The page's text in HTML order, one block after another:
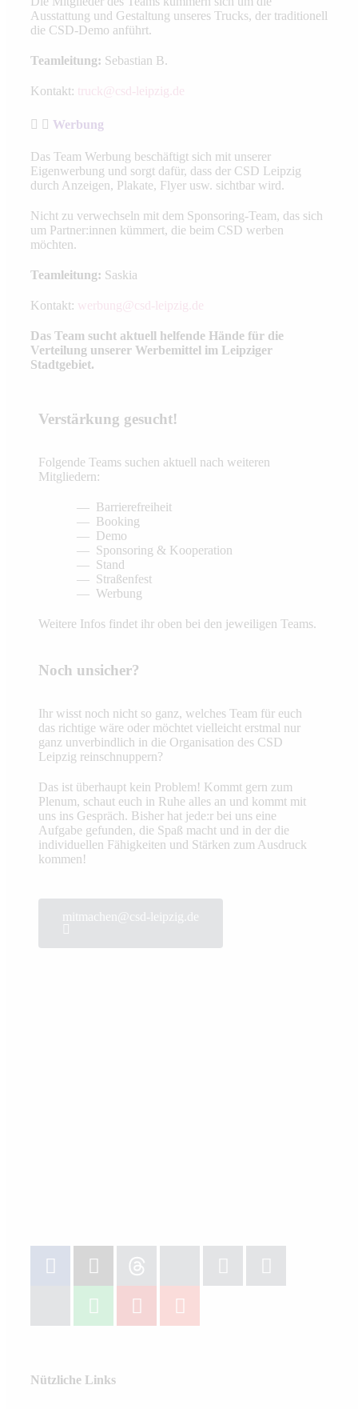
Ausstattung und Gestaltung unseres Trucks, der traditionell
die CSD-Demo anführt.
Teamleitung: Sebastian B.
Kontakt: truck@csd-leipzig.de
Werbung
Das Team Werbung beschäftigt sich mit unserer
Eigenwerbung und sorgt dafür, dass der CSD Leipzig
durch Anzeigen, Plakate, Flyer usw. sichtbar wird.
Nicht zu verwechseln mit dem Sponsoring-Team, das sich
um Partner:innen kümmert, die beim CSD werben
möchten.
Teamleitung: Saskia
Kontakt: werbung@csd-leipzig.de
Das Team sucht aktuell helfende Hände für die
Verteilung unserer Werbemittel im Leipziger
Stadtgebiet.
Verstärkung gesucht!
Folgende Teams suchen aktuell nach weiteren
Mitgliedern:
Barrierefreiheit
Booking
Demo
Sponsoring & Kooperation
Stand
Straßenfest
Werbung
Weitere Infos findet ihr oben bei den jeweiligen Teams.
Noch unsicher?
Ihr wisst noch nicht so ganz, welches Team für euch
das richtige wäre oder möchtet vielleicht erstmal nur
ganz unverbindlich in die Organisation des CSD
Leipzig reinschnuppern?
Das ist überhaupt kein Problem! Kommt gern zum
Plenum, schaut euch in Ruhe alles an und kommt mit
uns ins Gespräch. Bisher hat jede:r bei uns eine
Aufgabe gefunden, die Spaß macht und in der die
individuellen Fähigkeiten und Stärken zum Ausdruck
kommen!
mitmachen@csd-leipzig.de
Nützliche Links